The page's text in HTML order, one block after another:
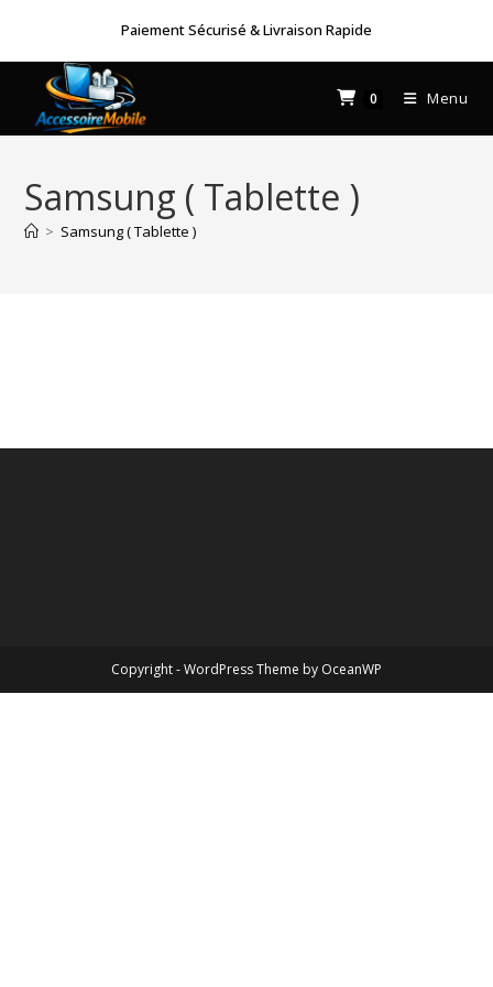
content
Paiement Sécurisé & Livraison Rapide
0 Menu
Samsung ( Tablette )
> Samsung ( Tablette )
Copyright - WordPress Theme by OceanWP